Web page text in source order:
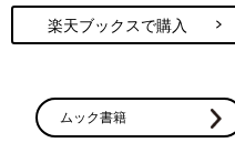
楽天ブックスで購入
ムック書籍